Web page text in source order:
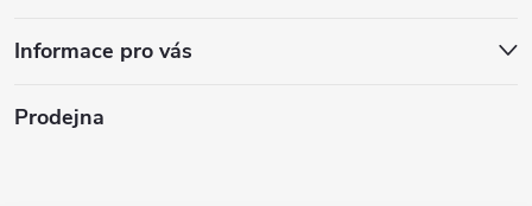
Informace pro vás
Prodejna